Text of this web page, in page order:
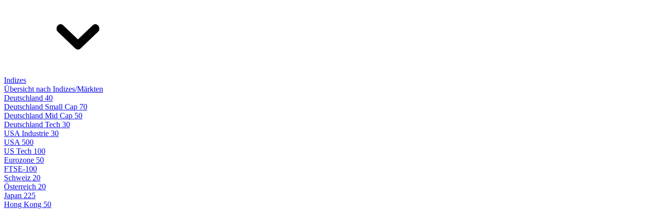
Indizes
Übersicht nach Indizes/Märkten
Deutschland 40
Deutschland Small Cap 70
Deutschland Mid Cap 50
Deutschland Tech 30
USA Industrie 30
USA 500
US Tech 100
Eurozone 50
FTSE-100
Schweiz 20
Österreich 20
Japan 225
Hong Kong 50